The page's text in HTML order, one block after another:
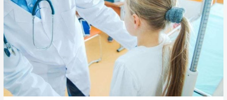
megbetegedések